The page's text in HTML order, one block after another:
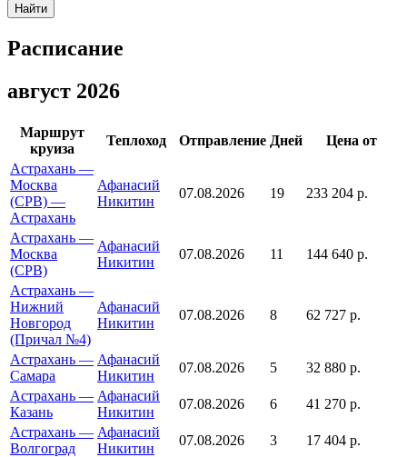
Найти
Расписание
август 2026
Маршрут
круиза
Теплоход Отправление Дней
Цена от
Астрахань —
Москва
(СРВ) —
Астрахань
Афанасий
Никитин
07.08.2026 19 233 204 р.
Астрахань —
Москва
(СРВ)
Афанасий
Никитин
07.08.2026 11 144 640 р.
Астрахань —
Нижний
Новгород
(Причал №4)
Афанасий
Никитин
07.08.2026 8 62 727 р.
Астрахань —
Самара
Афанасий
Никитин
07.08.2026 5
32 880 р.
Астрахань —
Казань
Афанасий
Никитин
07.08.2026 6
41 270 р.
Астрахань —
Волгоград
Афанасий
Никитин
07.08.2026 3
17 404 р.